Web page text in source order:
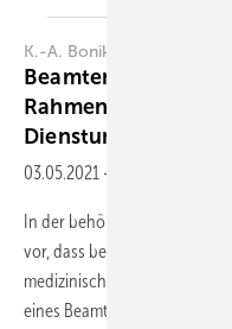
K.-A. Bonikowski
Rahmen von der
Dienstunfähigkeit*
03.05.2021 -
In der behördlichen und
vor, dass bei der Prüfung
medizinischem Bezug (z.B.
eines Beamten) die Expertise